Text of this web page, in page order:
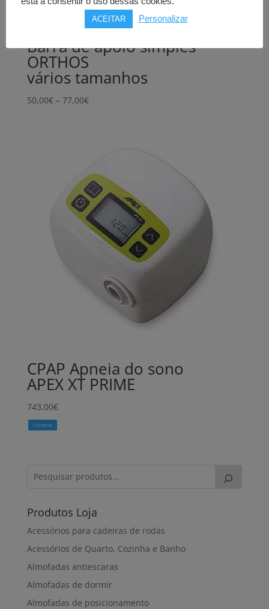
Barra de apoio simples
ORTHOS
vários tamanhos
50,00€ – 77,00€Price
CPAP Apneia do sono
APEX XT PRIME
743,00€
Comprar
Produtos Loja
Acessórios para cadeiras de rodas
Acessórios de Quarto, Cozinha e Banho
Almofadas antiescaras
Almofadas de dormir
Almofadas de posicionamento
ACEITAR Personalizar